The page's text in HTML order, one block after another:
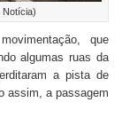
Notícia)
que
algumas ruas da
a pista de
assim, a passagem